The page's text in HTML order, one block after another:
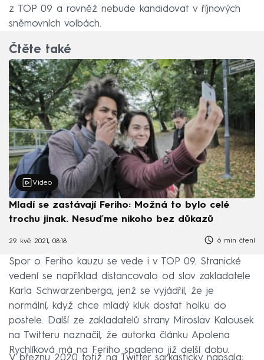
z TOP 09 a rovněž nebude kandidovat v říjnových
sněmovních volbách.
Čtěte také
Video
Mladí se zastávají Feriho: Možná to bylo celé
trochu jinak. Nesuďme nikoho bez důkazů
29. kvě 2021, 08:18 6 min čtení
Spor o Feriho kauzu se vede i v TOP 09. Stranické
vedení se například distancovalo od slov zakladatele
Karla Schwarzenberga, jenž se vyjádřil, že je
normální, když chce mladý kluk dostat holku do
postele. Další ze zakladatelů strany Miroslav Kalousek
na Twitteru naznačil, že autorka článku Apolena
Rychlíková má na Feriho spadeno již delší dobu.
V březnu 2020 totiž na Twitter sarkasticky napsala: